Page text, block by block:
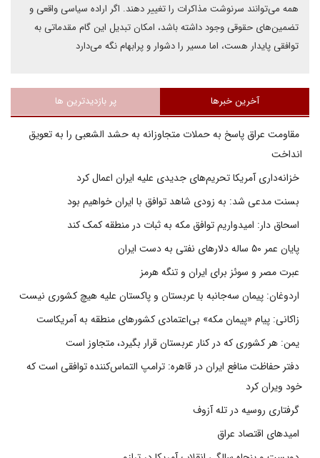
همه می‌توانند سرنوشت مذاکرات را تغییر دهند. اگر اراده سیاسی واقعی و
تضمین‌های حقوقی وجود داشته باشد، امکان تبدیل این گام مقدماتی به
توافقی پایدار هست، اما مسیر را دشوار و پرابهام نگه می‌دارد
آخرین خبرها پر بازدیدترین ها
مقاومت عراق پاسخ به حملات متجاوزانه به حشد الشعبی را به تعویق
انداخت
خزانه‌داری آمریکا تحریم‌های جدیدی علیه ایران اعمال کرد
بسنت مدعی شد: به زودی شاهد توافق با ایران خواهیم بود
اسحاق دار: امیدواریم توافق مکه به ثبات در منطقه کمک کند
پایان عمر ۵۰ ساله دلارهای نفتی به دست ایران
عبرت مصر و سوئز برای ایران و تنگه هرمز
اردوغان: پیمان سه‌جانبه با عربستان و پاکستان علیه هیچ کشوری نیست
زاکانی: پیام «پیمان مکه» بی‌اعتمادی کشورهای منطقه به آمریکاست
یمن: هر کشوری که در کنار عربستان قرار بگیرد، متجاوز است
دفتر حفاظت منافع ایران در قاهره: ترامپ التماس‌کننده توافقی است که
خود ویران کرد
گرفتاری روسیه در تله آزوف
امیدهای اقتصاد عراق